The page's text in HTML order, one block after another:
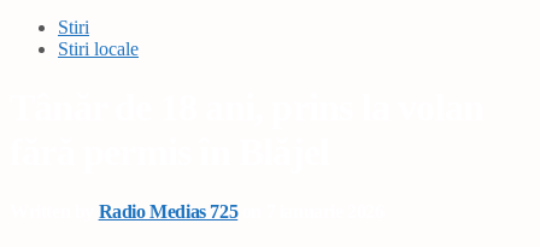
Stiri
Stiri locale
Radio Medias 725on 7 ianuarie 2026